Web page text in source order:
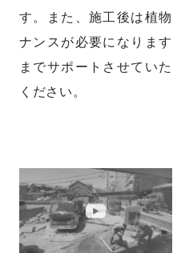
す。また、施工後は植
ナンスが必要になりま
までサポートさせてい
ください。